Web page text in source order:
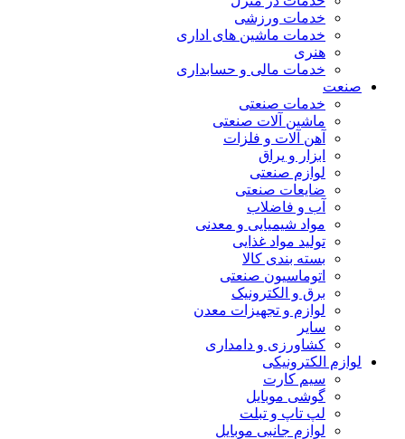
خدمات ورزشی
خدمات ماشین های اداری
هنری
خدمات مالی و حسابداری
صنعت
خدمات صنعتی
ماشین آلات صنعتی
آهن آلات و فلزات
ابزار و یراق
لوازم صنعتی
ضایعات صنعتی
آب و فاضلاب
مواد شیمیایی و معدنی
تولید مواد غذایی
بسته بندی کالا
اتوماسیون صنعتی
برق و الکترونیک
لوازم و تجهیزات معدن
سایر
کشاورزی و دامداری
لوازم الکترونیکی
سیم کارت
گوشی موبایل
لپ تاپ و تبلت
لوازم جانبی موبایل